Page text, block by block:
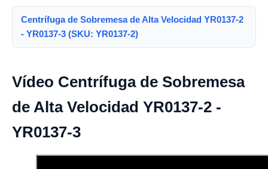
Centrífuga de Sobremesa de Alta Velocidad YR0137-2
- YR0137-3 (SKU: YR0137-2)
Vídeo Centrífuga de Sobremesa
de Alta Velocidad YR0137-2 -
YR0137-3